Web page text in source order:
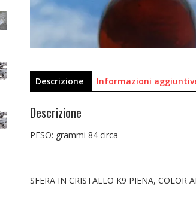
Descrizione Informazioni
Descrizione
PESO: grammi 84 circa
SFERA IN CRISTALLO K9 PIENA, COLOR